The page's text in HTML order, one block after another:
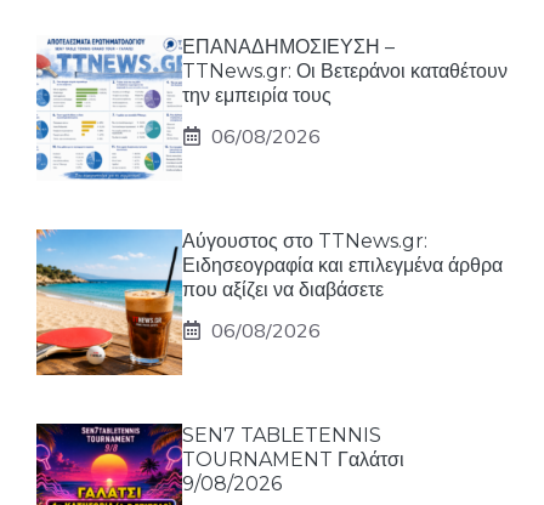
ΕΠΑΝΑΔΗΜΟΣΙΕΥΣΗ –
TTNews.gr: Οι Βετεράνοι καταθέτουν
την εμπειρία τους
06/08/2026
Αύγουστος στο TTNews.gr:
Ειδησεογραφία και επιλεγμένα άρθρα
που αξίζει να διαβάσετε
06/08/2026
SEN7 TABLETENNIS
TOURNAMENT Γαλάτσι
9/08/2026